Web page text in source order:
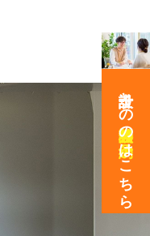
設計士との
の
はこちら